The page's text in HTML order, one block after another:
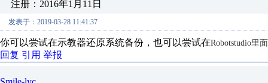
注册：2016年1月11日
发表于：2019-03-28 11:41:37
你可以尝试在示教器还原系统备份，也可以尝试在Robotstudio里
回复 引用 举报